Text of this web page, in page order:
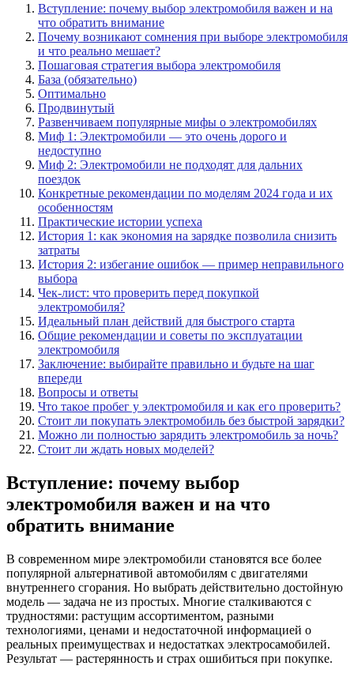
Вступление: почему выбор электромобиля важен и на
что обратить внимание
Почему возникают сомнения при выборе электромобиля
и что реально мешает?
Пошаговая стратегия выбора электромобиля
База (обязательно)
Оптимально
Продвинутый
Развенчиваем популярные мифы о электромобилях
Миф 1: Электромобили — это очень дорого и
недоступно
Миф 2: Электромобили не подходят для дальних
поездок
Конкретные рекомендации по моделям 2024 года и их
особенностям
Практические истории успеха
История 1: как экономия на зарядке позволила снизить
затраты
История 2: избегание ошибок — пример неправильного
выбора
Чек-лист: что проверить перед покупкой
электромобиля?
Идеальный план действий для быстрого старта
Общие рекомендации и советы по эксплуатации
электромобиля
Заключение: выбирайте правильно и будьте на шаг
впереди
Вопросы и ответы
Что такое пробег у электромобиля и как его проверить?
Стоит ли покупать электромобиль без быстрой зарядки?
Можно ли полностью зарядить электромобиль за ночь?
Стоит ли ждать новых моделей?
Вступление: почему выбор
электромобиля важен и на что
обратить внимание
В современном мире электромобили становятся все более
популярной альтернативой автомобилям с двигателями
внутреннего сгорания. Но выбрать действительно достойную
модель — задача не из простых. Многие сталкиваются с
трудностями: растущим ассортиментом, разными
технологиями, ценами и недостаточной информацией о
реальных преимуществах и недостатках электросамобилей.
Результат — растерянность и страх ошибиться при покупке.